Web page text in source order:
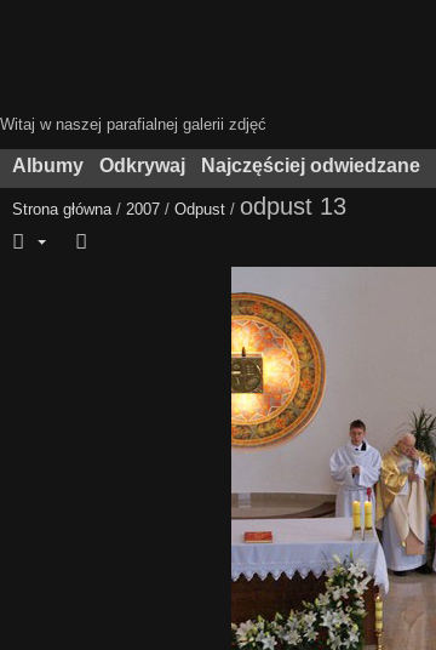
Witaj w naszej parafialnej galerii zdjęć
Albumy Odkrywaj Najczęściej odwiedzane
Strona główna / 2007 / Odpust / odpust 13